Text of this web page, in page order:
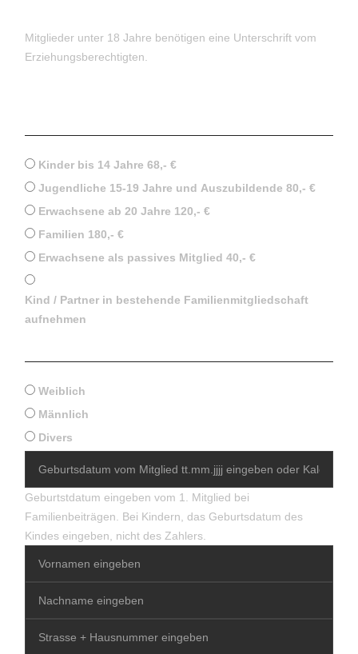
Mitglieder unter 18 Jahre benötigen eine Unterschrift vom
Erziehungsberechtigten.
Kinder bis 14 Jahre 68,- €
Jugendliche 15-19 Jahre und Auszubildende 80,- €
Erwachsene ab 20 Jahre 120,- €
Familien 180,- €
Erwachsene als passives Mitglied 40,- €
Kind / Partner in bestehende Familienmitgliedschaft
aufnehmen
Weiblich
Männlich
Divers
Geburtstdatum eingeben vom 1. Mitglied bei
Familienbeiträgen. Bei Kindern, das Geburtsdatum des
Kindes eingeben, nicht des Zahlers.